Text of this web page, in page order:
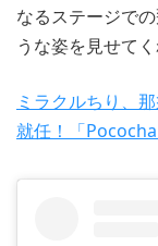
なるステージで
うな姿を見せて
ミラクルちり、
就任！「